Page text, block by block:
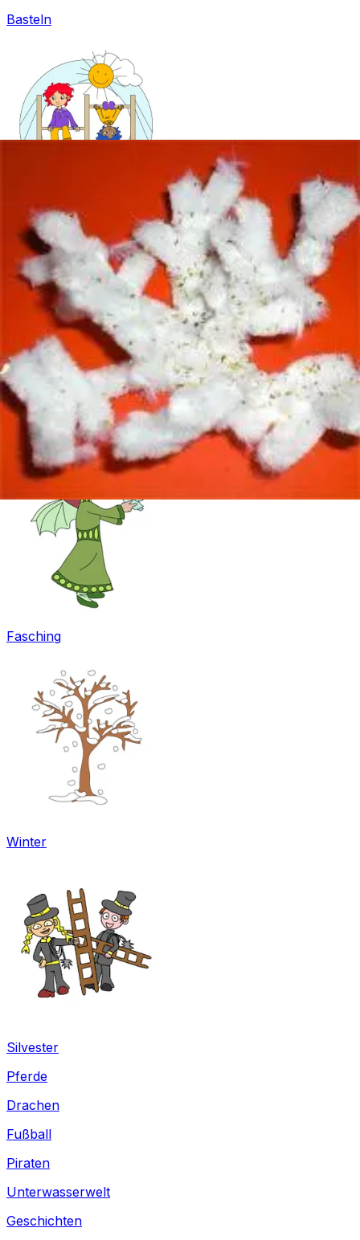
Basteln
Mandala für Kinder
Ostern
Fasching
Winter
Silvester
Pferde
Drachen
Fußball
Piraten
Unterwasserwelt
Geschichten